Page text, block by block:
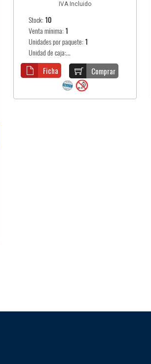
IVA Incluido
Stock: 10
Venta mínima: 1
Unidades por paquete: 1
Unidad de caja:...
Comprar
Ficha